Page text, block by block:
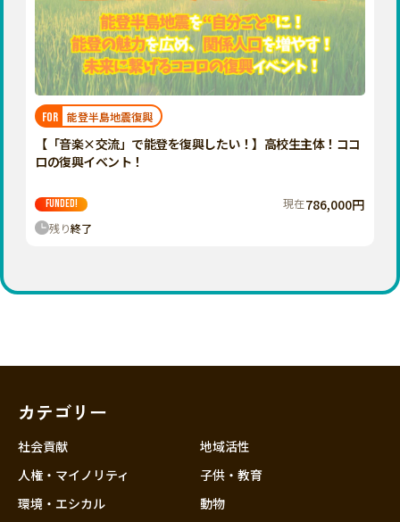
関東
群馬
千葉
神奈川
石川
近畿
鳥取 島根 岡山 広島 山口
四国
徳島 香川 愛媛 高知
九州・沖縄
福岡 佐賀 長崎
宮崎
鹿児島 沖縄
FOR 能登半島地震復興
【「音楽×交流」で能登を復興したい！】高校生主体！ココ
ロの復興イベント！
FUNDED! 現在786,000円
残り終了
カテゴリー
社会貢献
人権・マイノリティ
環境・エシカル
地域活性
子供・教育
動物